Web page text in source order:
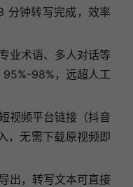
分钟转写完成，效率
业术语、多人对话等
98%，远超人工
视频平台链接（抖音
，无需下载原视频即
出，转写文本可直接